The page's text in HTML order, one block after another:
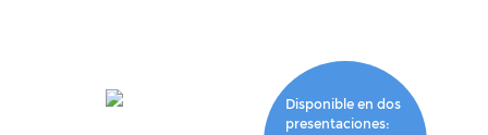
Disponible en dos
presentaciones: